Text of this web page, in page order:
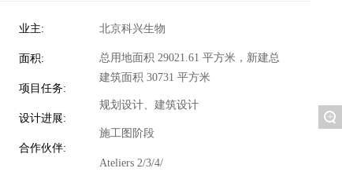
+
业主:
面积:
项目任务:
设计进展:
合作伙伴:
北京科兴生物
总用地面积 29021.61 平方米，新建总
建筑面积 30731 平方米
规划设计、建筑设计
施工图阶段
Ateliers 2/3/4/